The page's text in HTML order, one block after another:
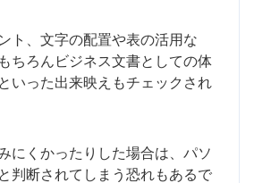
ト、文字の配置や表の活用な
ちろんビジネス文書としての体
いった出来映えもチェックされ
にくかったりした場合は、パソ
判断されてしまう恐れもあるで